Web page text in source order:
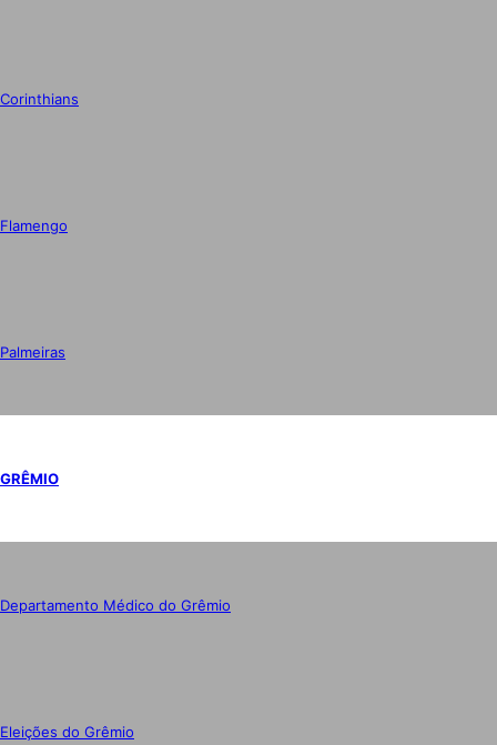
Corinthians
Flamengo
Palmeiras
GRÊMIO
Departamento Médico do Grêmio
Eleições do Grêmio